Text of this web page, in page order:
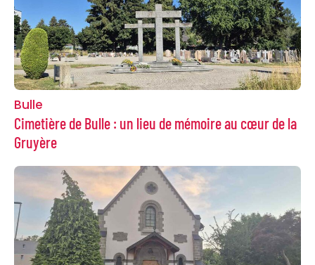
Bulle
Cimetière de Bulle : un lieu de mémoire au cœur de la
Gruyère